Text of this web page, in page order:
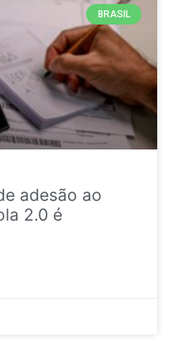
BRASIL
adesão ao
2.0 é